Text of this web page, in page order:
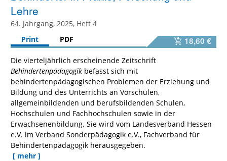
Lehre
64. Jahrgang, 2025, Heft 4
Print
PDF 18,60 €
Die vierteljährlich erscheinende Zeitschrift
Behindertenpädagogik befasst sich mit
behindertenpädagogischen Problemen der Erziehung und
Bildung und des Unterrichts an Vorschulen,
allgemeinbildenden und berufsbildenden Schulen,
Hochschulen und Fachhochschulen sowie in der
Erwachsenenbildung. Sie wird vom Landesverband Hessen
e.V. im Verband Sonderpädagogik e.V., Fachverband für
Behindertenpädagogik herausgegeben.
[ mehr ]